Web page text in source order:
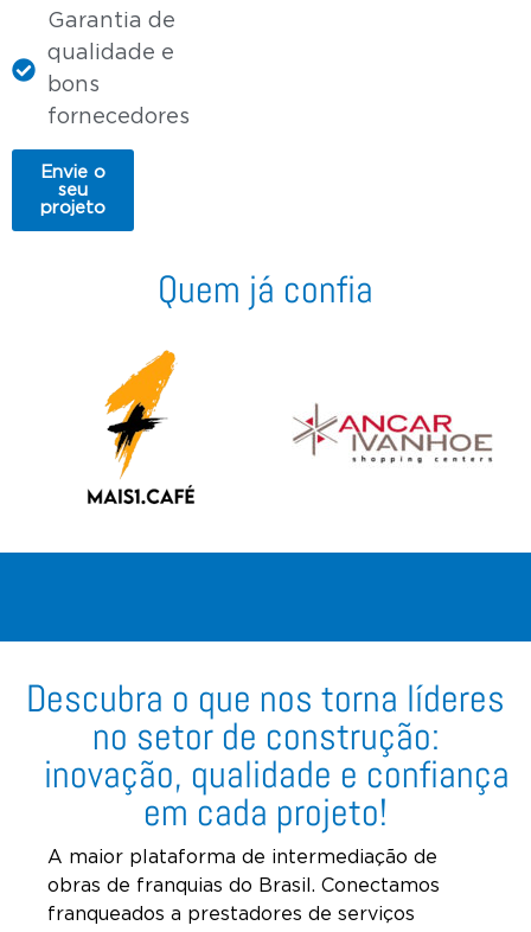
Garantia de
qualidade e
bons
fornecedores
Envie o
seu
projeto
Quem já confia
Descubra o que nos torna líderes
no setor de construção:
inovação, qualidade e confiança
em cada projeto!
A maior plataforma de intermediação de
obras de franquias do Brasil. Conectamos
franqueados a prestadores de serviços